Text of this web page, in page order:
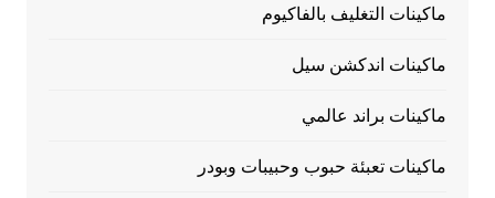
ماكينات التغليف بالفاكيوم
ماكينات اندكشن سيل
ماكينات براند عالمي
ماكينات تعبئة حبوب وحبيبات وبودر